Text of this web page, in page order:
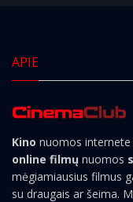
APIE
Kino nuomos internete
online filmų nuomos
mėgiamiausius filmus
su draugais ar šeima.